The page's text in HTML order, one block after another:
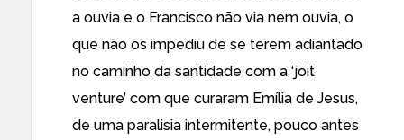
a ouvia e o Francisco não via nem ouvia, o
que não os impediu de se terem adiantado
no caminho da santidade com a ‘joit
venture’ com que curaram Emília de Jesus,
de uma paralisia intermitente, pouco antes